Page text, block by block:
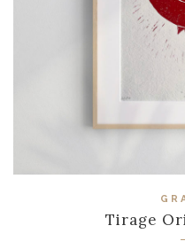
Tirage